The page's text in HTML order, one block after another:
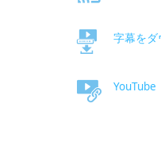
字幕をダ
YouTube